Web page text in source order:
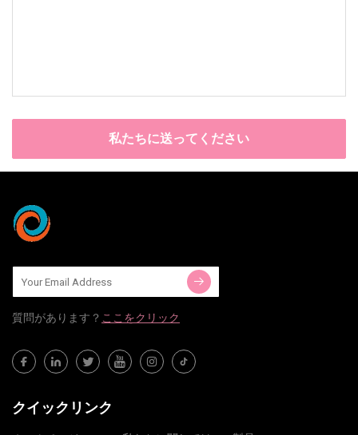
私たちに送ってください
質問​​があります？ ここをクリック
クイックリンク